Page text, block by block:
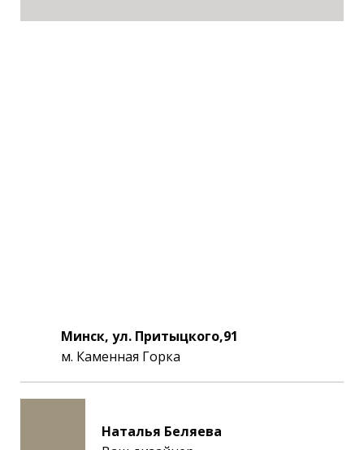
Минск, ул. Притыцкого,91
м. Каменная Горка
Наталья Беляева